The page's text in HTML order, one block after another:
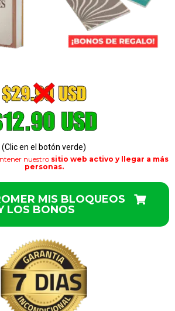
(Clic en el botón verde)
nuestro sitio web activo y llegar a más
personas.
MIS BLOQUEOS
LOS BONOS